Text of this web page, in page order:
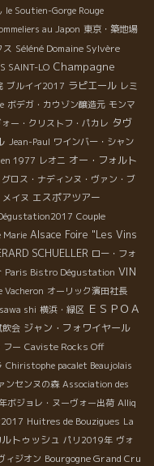
le Soutien-Gorge Rouge
au Japon 東京・築地場
ス Séléné Domaine Sylvère
SAINT-LO Champagne
ブルイイ2017 ラピエール レミ
ボデガ・カウゾン醸造元 モンマ
ー・クリストフ・パカレ タヴ
Jean-Paul ワインバー・シャン
1977 レオニ オー・フォルト
グロス・ナディンヌ・ヴァン・ブ
イヌ エスポアツアー
Couple
Marie Alsace Foire "Les Vins
SCHUELLER ロー・フォ
Paris Bistro Dégustation VIN
Vacheron オーリック濱田社長
shi 横浜・緑区 ＥＳＰＯＡ
飲会 ジャン・フォワイヤール
フー Caviste Rocks Off
Chiristophe pacalet Beaujolais
ンセンヌの森 Association des
ボジョレ・ヌーヴォー出荷 Alliq
2017 Huitres de Bouzigues La
トゥッシュ パリ2019年 ヴォ
ィジオン Bourgogne Grand Cru